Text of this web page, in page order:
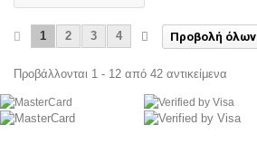
Προβολή όλων
1 2 3 4
Προβάλλονται 1 - 12 από 42 αντικείμενα